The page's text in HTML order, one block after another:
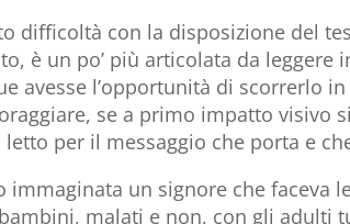
difficoltà con la disposizione del
è un po’ più articolata da
avesse l’opportunità di scorrerlo
se a primo impatto visivo
per il messaggio che porta e
immaginata un signore che faceva
malati e non, con gli adulti